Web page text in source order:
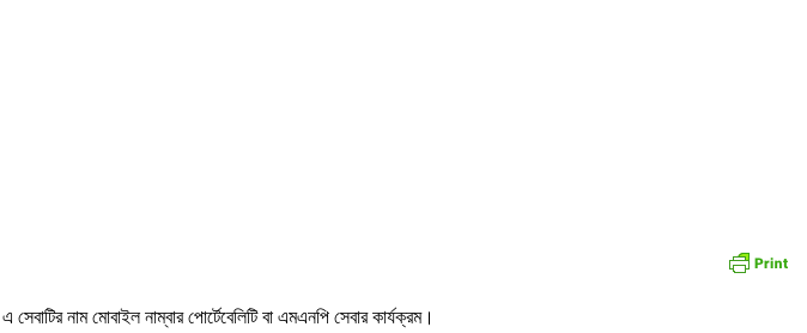
নাম মোবাইল নাম্বার পোর্টেবেলিটি বা এমএনপি সেবার কার্যক্রম।